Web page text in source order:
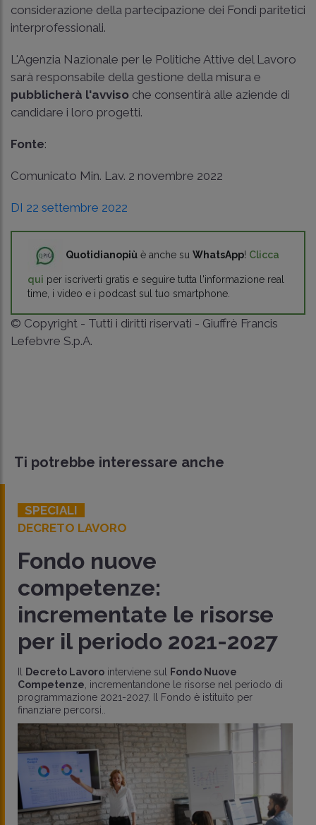
considerazione della partecipazione dei Fondi paritetici
interprofessionali.
L'Agenzia Nazionale per le Politiche Attive del Lavoro
sarà responsabile della gestione della misura e
pubblicherà l'avviso che consentirà alle aziende di
candidare i loro progetti.
Fonte:
Comunicato Min. Lav. 2 novembre 2022
DI 22 settembre 2022
Quotidianopiù è anche su WhatsApp! Clicca
qui per iscriverti gratis e seguire tutta l'informazione real
time, i video e i podcast sul tuo smartphone.
© Copyright - Tutti i diritti riservati - Giuffrè Francis
Lefebvre S.p.A.
Ti potrebbe interessare anche
SPECIALI
DECRETO LAVORO
Fondo nuove
competenze:
incrementate le risorse
per il periodo 2021-2027
Decreto Lavoro interviene sul
Fondo Nuove
Competenze , incrementandone le risorse nel periodo di
programmazione 2021-2027. Il Fondo è istituito per
finanziare percorsi..